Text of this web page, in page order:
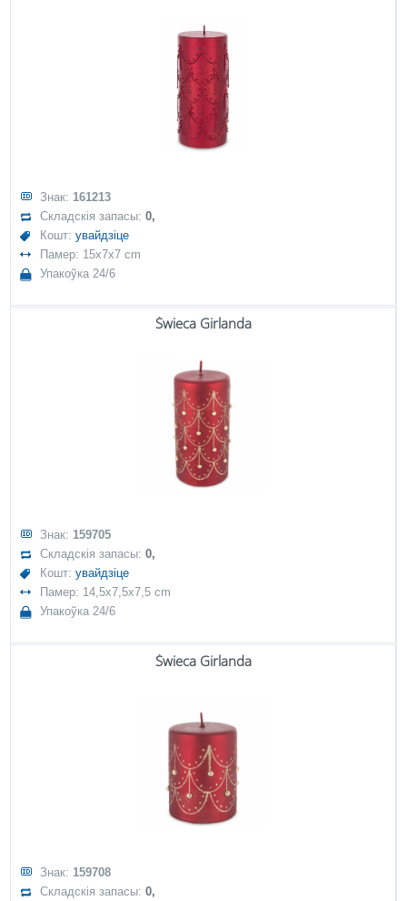
Знак: 161213
Складскія запасы:0,
Кошт:увайдзіце
Памер: 15x7x7 cm
Упакоўка 24/6
Świeca Girlanda
Знак: 159705
Складскія запасы:0,
Кошт:увайдзіце
Памер: 14,5x7,5x7,5 cm
Упакоўка 24/6
Świeca Girlanda
Знак: 159708
Складскія запасы:0,